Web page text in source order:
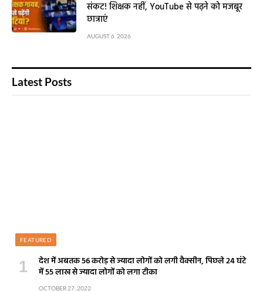
संकट! शिक्षक नहीं, YouTube से पढ़ने को मजबूर
छात्राएं
AUGUST 6, 2026
Latest Posts
FEATURED
देश में अबतक 56 करोड़ से ज्यादा लोगों को लगी वैक्सीन, पिछले 24 घंटे
में 55 लाख से ज्यादा लोगों को लगा टीका
OCTOBER 27, 2022